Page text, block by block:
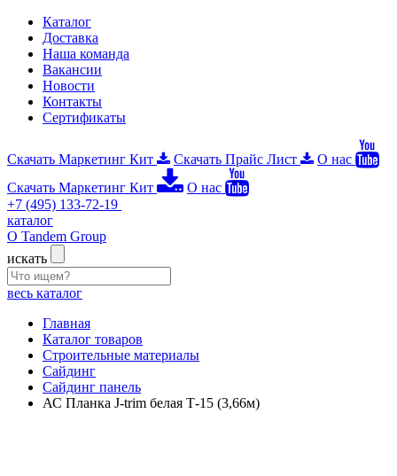
Каталог
Доставка
Наша команда
Вакансии
Новости
Контакты
Сертификаты
Скачать Маркетинг Кит Скачать Прайс Лист
О нас
Скачать Маркетинг Кит
О нас
+7 (495) 133-72-19
каталог
О Tandem Group
искать
весь каталог
Главная
Каталог товаров
Строительные материалы
Сайдинг
Сайдинг панель
АС Планка J-trim белая Т-15 (3,66м)